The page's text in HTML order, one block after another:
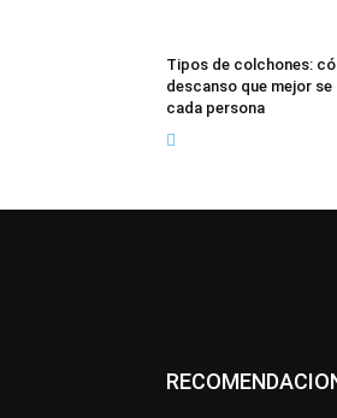
Tipos de colchones:
descanso que mejor se
cada persona